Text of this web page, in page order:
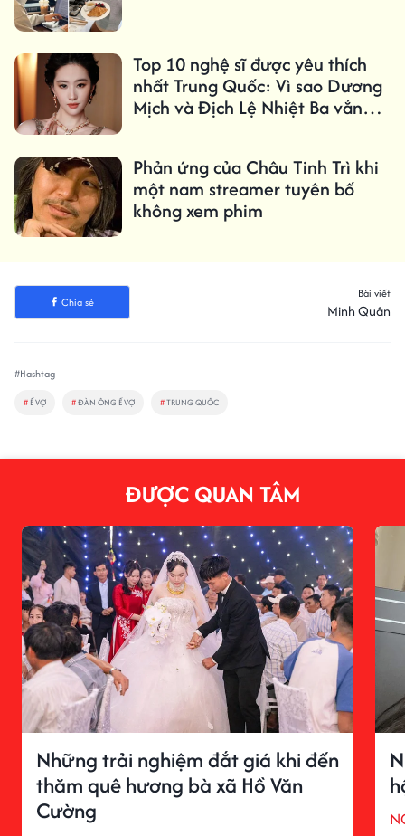
Top 10 nghệ sĩ được yêu thích
nhất Trung Quốc: Vì sao Dương
Mịch và Địch Lệ Nhiệt Ba vắng
Phản ứng của Châu Tinh Trì khi
một nam streamer tuyên bố
không xem phim
Chia sẻ
Bài viết
Minh Quân
#Hashtag
# Ế VỢ #ĐÀN ÔNG Ế VỢ #TRUNG QUỐC
ĐƯỢC QUAN TÂM
Những trải nghiệm đắt giá khi đến
thăm quê hương bà xã Hồ Văn
Cường